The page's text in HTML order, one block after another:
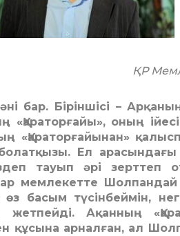
ҚР
әні бар. Біріншісі –
«Қараторғайы», оның
«Қараторғайынан»
Ел
іздеп тауып әрі
мемлекетте
басым түсінбеймін,
Ақанның
құсына арналған, ал